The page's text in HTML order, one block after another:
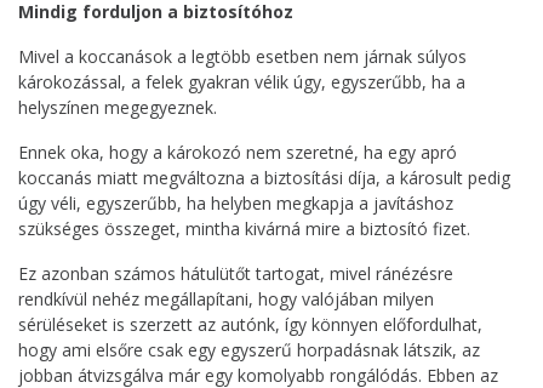
Mindig forduljon a biztosítóhoz
Mivel a koccanások a legtöbb esetben nem járnak súlyos
károkozással, a felek gyakran vélik úgy, egyszerűbb, ha a
helyszínen megegyeznek.
Ennek oka, hogy a károkozó nem szeretné, ha egy apró
koccanás miatt megváltozna a biztosítási díja, a károsult pedig
úgy véli, egyszerűbb, ha helyben megkapja a javításhoz
szükséges összeget, mintha kivárná mire a biztosító fizet.
Ez azonban számos hátulütőt tartogat, mivel ránézésre
rendkívül nehéz megállapítani, hogy valójában milyen
sérüléseket is szerzett az autónk, így könnyen előfordulhat,
hogy ami elsőre csak egy egyszerű horpadásnak látszik, az
jobban átvizsgálva már egy komolyabb rongálódás. Ebben az